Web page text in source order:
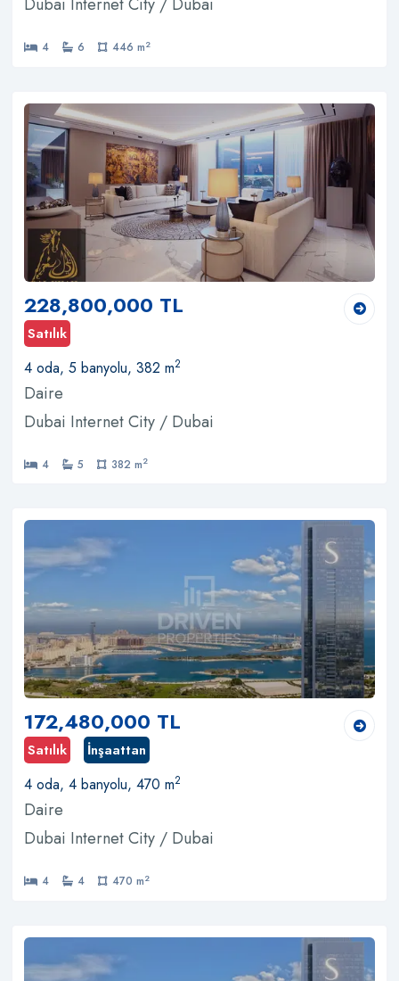
Dubai Internet City / Dubai
4 6 446 m2
228,800,000 TL
Satılık
4 oda, 5 banyolu, 382 m2
Daire
Dubai Internet City / Dubai
4 5 382 m2
172,480,000 TL
Satılık İnşaattan
4 oda, 4 banyolu, 470 m2
Daire
Dubai Internet City / Dubai
4 4 470 m2